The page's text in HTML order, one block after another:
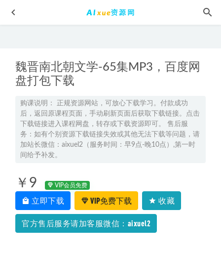
魏晋南北朝文学-65集MP3，百度网
盘打包下载
购课说明： 正规资源网站，可放心下载学习。付款成功
后，返回原课程页面，手动刷新页面后获取下载链接。点击
下载链接进入课程网盘，转存或下载资源即可。 售后服
务：如有个别资源下载链接失效或其他无法下载等问题，请
加站长微信：aixuel2（服务时间：早9点-晚10点）,第一时
间给予补发。
￥9 VIP会员免费
立即下载 VIP免费下载 收藏
官方售后服务请加客服微信：aixuel2
微信小游戏入门与实战教学，百度网盘资源打包下载
2021-
09-30
2025李政高三化学一轮复习视频教程+讲义暑假班+秋季班
2025-01-18
张震佐 薛家将 全130回评书有声读物mp3,百度网盘资源下载
2022-05-15
2022年王羽高中物理全年联报班网课教程高考物理一轮二轮
复习教学视频，109.29G学习资料百度云盘资源下载